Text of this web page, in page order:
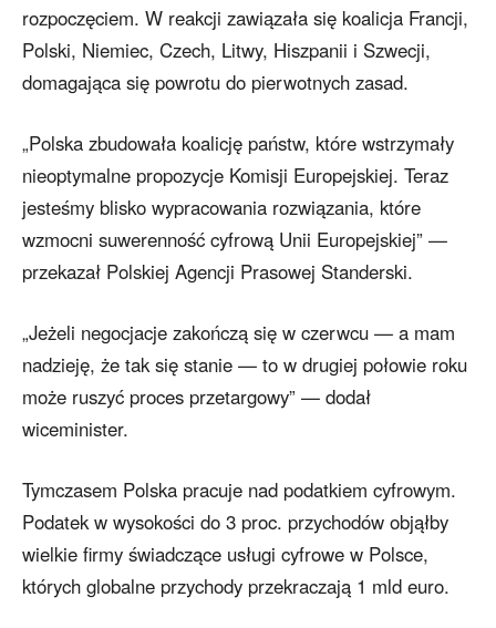
rozpoczęciem. W reakcji zawiązała się koalicja Francji,
Polski, Niemiec, Czech, Litwy, Hiszpanii i Szwecji,
domagająca się powrotu do pierwotnych zasad.
„Polska zbudowała koalicję państw, które wstrzymały
nieoptymalne propozycje Komisji Europejskiej. Teraz
jesteśmy blisko wypracowania rozwiązania, które
wzmocni suwerenność cyfrową Unii Europejskiej” —
przekazał Polskiej Agencji Prasowej Standerski.
„Jeżeli negocjacje zakończą się w czerwcu — a mam
nadzieję, że tak się stanie — to w drugiej połowie roku
może ruszyć proces przetargowy” — dodał
wiceminister.
Tymczasem Polska pracuje nad podatkiem cyfrowym.
Podatek w wysokości do 3 proc. przychodów objąłby
wielkie firmy świadczące usługi cyfrowe w Polsce,
których globalne przychody przekraczają 1 mld euro.